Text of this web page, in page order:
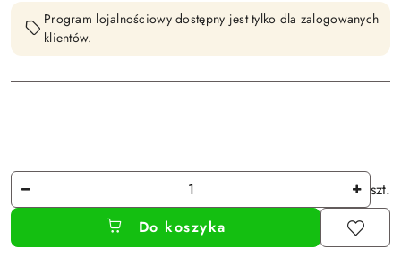
Program lojalnościowy dostępny jest tylko dla zalogowanych
klientów.
Ilość
szt.
Do koszyka